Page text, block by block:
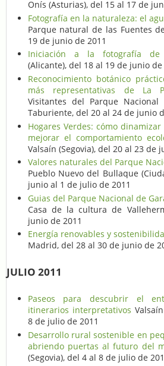
Onís (Asturias), del 15 al 17 de
Fotografía en la naturaleza: el
Parque natural de las Fuentes
19 de junio de 2011
Iniciación a la fotografía
(Alicante), del 18 al 19 de junio de
Reconocimiento botánico
más representativas de La
Visitantes del Parque
Taburiente, del 20 al 24 de junio
Hogares Verdes: cómo
mejorar el comportamiento
Valsaín (Segovia), del 20 al 23 de
Valores naturales del Parque
Pueblo Nuevo del Bullaque
junio al 1 de julio de 2011
Guias del Parque Nacional de
Casa de la cultura de
junio de 2011
Energía renovables y
Madrid, del 28 al 30 de junio de
JULIO 2011
Paseos para descubrir el
itinerarios interpretativos
8 de julio de 2011
Desarrollo rural sostenible en
abriendo puertas al futuro del
(Segovia), del 4 al 8 de julio de